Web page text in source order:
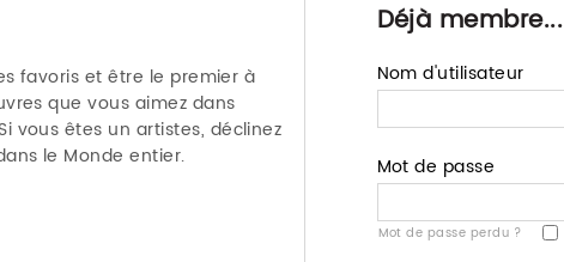
Déjà membre...
Nom d'utilisateur
Mot de passe
Mot de passe perdu ?
favoris et être le premier à
que vous aimez dans
vous êtes un artistes, déclinez
le Monde entier.